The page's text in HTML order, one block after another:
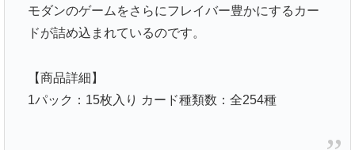
モダンのゲームをさらにフレイバー豊かにするカー
ドが詰め込まれているのです。
【商品詳細】
1パック：15枚入り カード種類数：全254種